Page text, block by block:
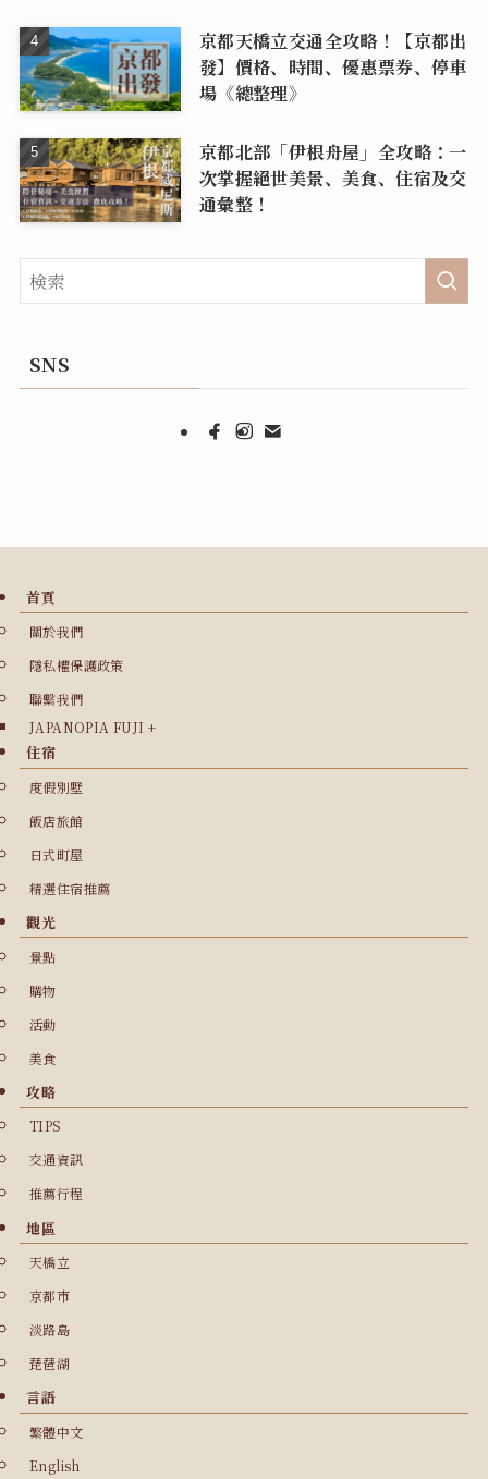
京都天橋立交通全攻略！【京都出
發】價格、時間、優惠票券、停車
場《總整理》
京都北部「伊根舟屋」全攻略：一
次掌握絕世美景、美食、住宿及交
通彙整！
SNS
首頁
關於我們
隱私權保護政策
聯繫我們
JAPANOPIA FUJI +
住宿
度假別墅
飯店旅館
日式町屋
精選住宿推薦
觀光
景點
購物
活動
美食
攻略
TIPS
交通資訊
推薦行程
地區
天橋立
京都市
淡路島
琵琶湖
言語
繁體中文
English